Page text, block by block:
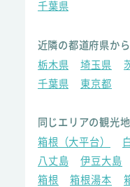
千葉県
近隣の都道府県か
栃木県
埼玉県
千葉県
東京都
同じエリアの観光
箱根（大平台）
八丈島
伊豆大島
箱根
箱根湯本